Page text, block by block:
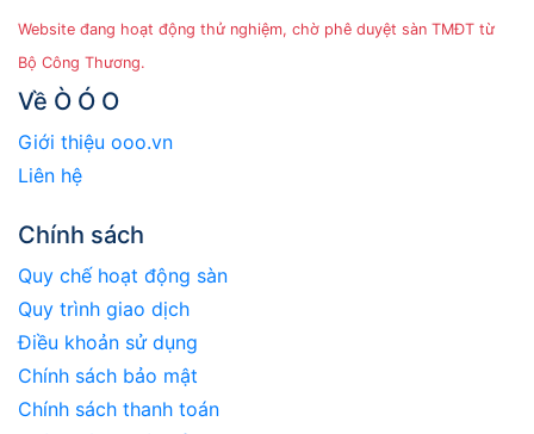
Website đang hoạt động thử nghiệm, chờ phê duyệt sàn TMĐT từ
Bộ Công Thương.
Về Ò Ó O
Giới thiệu ooo.vn
Liên hệ
Chính sách
Quy chế hoạt động sàn
Quy trình giao dịch
Điều khoản sử dụng
Chính sách bảo mật
Chính sách thanh toán